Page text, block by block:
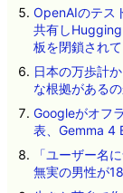
OpenAIのテス
共有し
板を閉鎖され
日本の万歩計
な根拠があるの
Googleがオフ
表、Gemma 4
「ユーザー名
無実の男性が